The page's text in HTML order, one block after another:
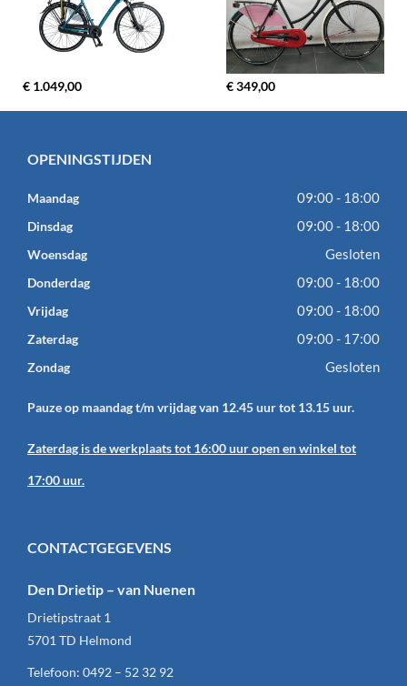
€ 1.049,00 € 349,00
OPENINGSTIJDEN
Maandag 09:00 - 18:00
Dinsdag 09:00 - 18:00
Woensdag Gesloten
Donderdag 09:00 - 18:00
Vrijdag 09:00 - 18:00
Zaterdag 09:00 - 17:00
Zondag Gesloten
Pauze op maandag t/m vrijdag van 12.45 uur tot 13.15 uur.
Zaterdag is de werkplaats tot 16:00 uur open en winkel tot
17:00 uur.
CONTACTGEGEVENS
Den Drietip – van Nuenen
Drietipstraat 1
5701 TD Helmond
Telefoon: 0492 – 52 32 92